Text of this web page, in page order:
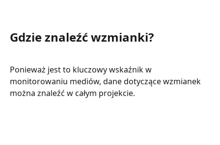
Gdzie znaleźć wzmianki?
Ponieważ jest to kluczowy wskaźnik w
monitorowaniu mediów, dane dotyczące wzmianek
można znaleźć w całym projekcie.